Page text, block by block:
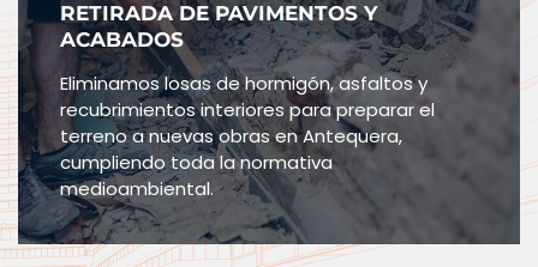
RETIRADA DE PAVIMENTOS Y
ACABADOS
Eliminamos losas de hormigón, asfaltos y
recubrimientos interiores para preparar el
terreno a nuevas obras en Antequera,
cumpliendo toda la normativa
medioambiental.